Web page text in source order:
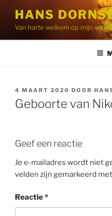
inhoud
HANS
Van harte welkom op mijn
GEPLAATST
OP
4 MAART 2020 DOOR
Geboorte van
Geef een reactie
Je e-mailadres wordt niet
velden zijn gemarkeerd met
Reactie*